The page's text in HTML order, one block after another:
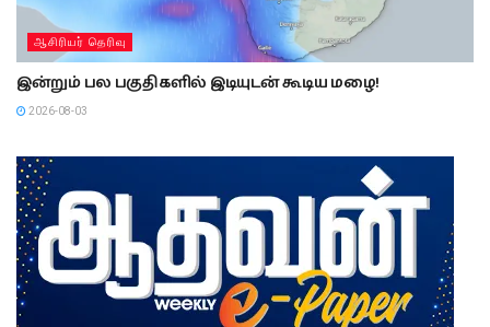
ஆசிரியர் தெரிவு
இன்றும் பல பகுதிகளில் இடியுடன் கூடிய மழை!
2026-08-03